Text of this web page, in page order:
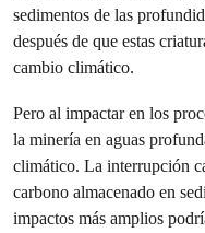
sedimentos de las
después de que estas
cambio climático.
Pero al impactar en los
la minería en aguas
climático. La interrupción
carbono almacenado en
impactos más amplios